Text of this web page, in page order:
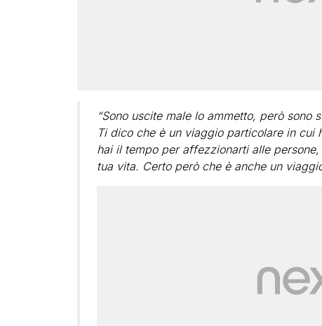
“Sono uscite male lo ammetto, però sono
Ti dico che è un viaggio particolare in cui
hai il tempo per affezzionarti alle
tua vita. Certo però che è anche un